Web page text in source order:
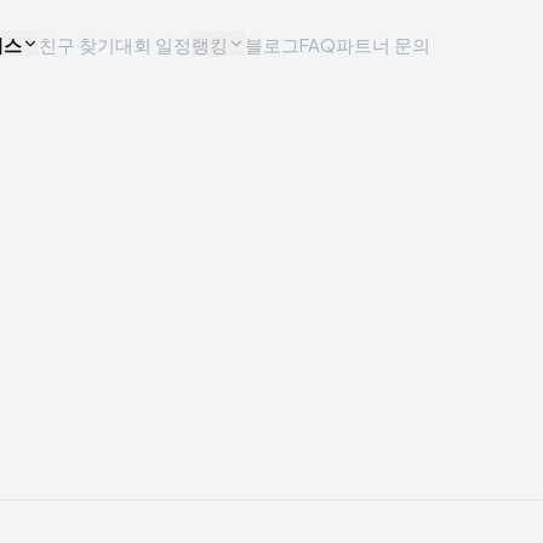
친구 찾기대회 일정랭킹 블로그FAQ파트너 문의